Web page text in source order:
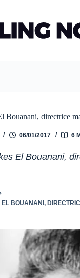
Bouanani, directrice
06/01/2017 6
El Bouanani,
BOUANANI,